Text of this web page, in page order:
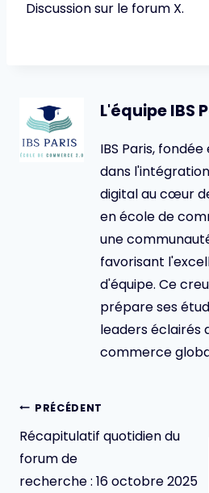
Discussion sur le forum X.
L'équipe IBS
IBS Paris,
dans
digital au cœur
en école de
une
favorisant
d'équipe. Ce
prépare ses
leaders éclairés
commerce
Navigation
de
l’article
PRÉCÉDENT
Récapitulatif quotidien du
forum de
recherche : 16 octobre 2025